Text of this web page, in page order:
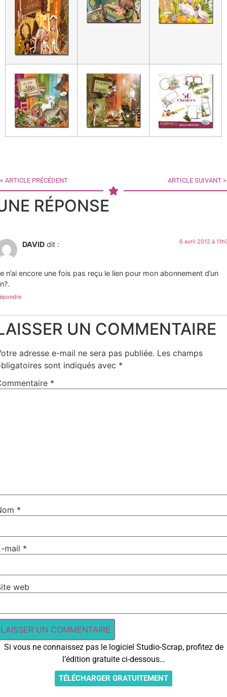
< ARTICLE PRÉCÉDENT ARTICLE SUIVANT >
RÉPONSE
DAVID dit : 6 avril 2012 à
n’ai encore une fois pas reçu le lien pour mon abonnement d’un
UN COMMENTAIRE
adresse e-mail ne sera pas publiée. Les champs
sont indiqués avec *
*
*
mail *
web
Si vous ne connaissez pas le logiciel Studio-Scrap, profitez de
l’édition gratuite ci-dessous…
TÉLÉCHARGER GRATUITEMENT